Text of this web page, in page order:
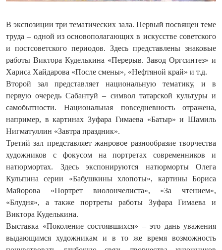
В экспозиции три тематических зала. Первый посвящен теме
труда – одной из основополагающих в искусстве советского
и постсоветского периодов. Здесь представлены знаковые
работы Виктора Куделькина «Перерыв. Завод Оргсинтез» и
Хариса Хайдарова «После смены», «Нефтяной край» и т.д.
Второй зал представляет национальную тематику, и в
первую очередь Сабантуй – символ татарской культуры и
самобытности. Национальная повседневность отражена,
например, в картинах Зуфара Гимаева «Батыр» и Шамиль
Нигматуллин «Завтра праздник».
Третий зал представляет жанровое разнообразие творчества
художников с фокусом на портретах современников и
натюрмортах. Здесь экспонируются натюрморты Олега
Кульпина серии «Бабушкины хлопоты», картины Бориса
Майорова «Портрет виолончелиста», «За чтением»,
«Блудня», а также портреты работы Зуфара Гимаева и
Виктора Куделькина.
Выставка «Поколение состоявшихся» – это дань уважения
выдающимся художникам и в то же время возможность